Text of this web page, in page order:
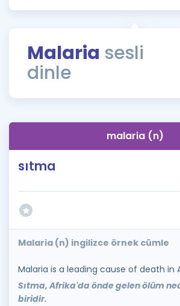
Rehberlik Aracı
ÖSYM Sınav Takvimi
İngilizce Gramer
Malaria sesli
dinle
malaria (n)
sıtma
Malaria (n) ingilizce örnek cümle
Malaria is a leading cause of death in
Sıtma, Afrika'da önde gelen ölüm
biridir.